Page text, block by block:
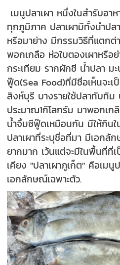
เมนูปลาเผา หนึ่งในสำรับอ
ทุกภูมิภาค ปลาเผามีทั้งนำปล
หรือมาย่าง มีกรรมวิธีที่แตกต่
พอกเกลือ ห่อใบตองเผาหรื
กระเทียม รากผักชี น้ำปลา ม
ฟู๊ด(Sea Food)ที่มีชื่อเห็นจะเ
สิงห์บุรี บางรายใช้ปลาทับทิม
ประมาณ1กิโลกรัม มาพอกเก
น้ำจิ้มซีฟู๊ดเหมือนกัน มีให้กินใ
ปลาเผาที่ระบุชื่อที่มา มีเอกลั
ยากมาก เว้นแต่จะมีในพื้นที่ที่
เคียง "ปลาเผาภูเก็ต" คือเมนู
เอกลักษณ์เฉพาะตัว.